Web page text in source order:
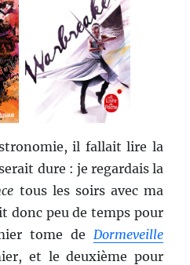
il fallait lire la
dure : je regardais la
tous les soirs avec ma
donc peu de temps pour
tome de Dormeveille
et le deuxième pour